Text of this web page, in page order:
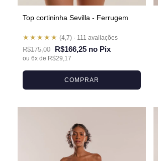
Top cortininha Sevilla - Ferrugem
★★★★★ (4,7) · 111 avaliações
R$175,00 R$166,25 no Pix
ou 6x de R$29,17
COMPRAR